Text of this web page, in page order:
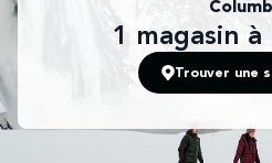
1 magasin à
Trouver une